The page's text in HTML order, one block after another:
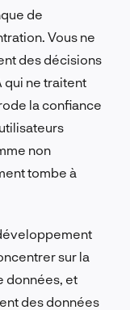
de
Vous ne
des décisions
qui ne traitent
la confiance
non
tombe à
sur la
données, et
des données